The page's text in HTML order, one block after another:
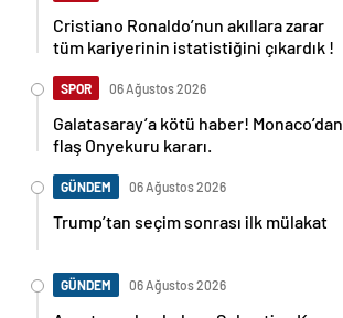
Cristiano Ronaldo’nun akıllara zarar
tüm kariyerinin istatistiğini çıkardık !
SPOR 06 Ağustos 2026
Galatasaray’a kötü haber! Monaco’dan
flaş Onyekuru kararı.
GÜNDEM 06 Ağustos 2026
Trump’tan seçim sonrası ilk mülakat
GÜNDEM 06 Ağustos 2026